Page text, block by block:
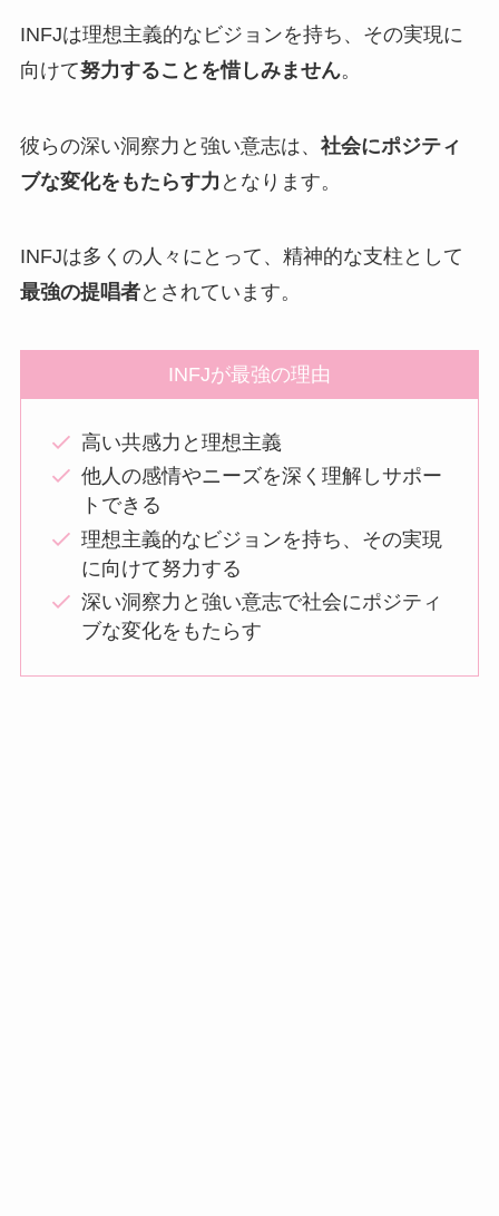
INFJは理想主義的なビジョンを持ち、その実現に
向けて努力することを惜しみません。
彼らの深い洞察力と強い意志は、 社会にポジティ
ブな変化をもたらす力 となります。
INFJは多くの人々にとって、精神的な支柱として
最強の提唱者とされています。
INFJが最強の理由
高い共感力と理想主義
他人の感情やニーズを深く理解しサポー
トできる
理想主義的なビジョンを持ち、その実現
に向けて努力する
深い洞察力と強い意志で社会にポジティ
ブな変化をもたらす